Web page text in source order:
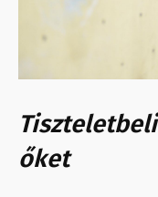
őket